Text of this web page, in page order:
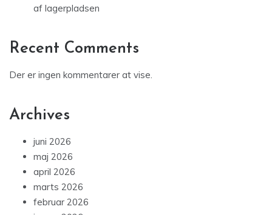
af lagerpladsen
Recent Comments
Der er ingen kommentarer at vise.
Archives
juni 2026
maj 2026
april 2026
marts 2026
februar 2026